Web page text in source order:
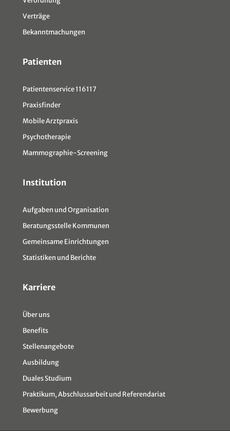
Verträge
Bekanntmachungen
Patienten
Patientenservice 116117
Praxisfinder
Mobile Arztpraxis
Psychotherapie
Mammographie-Screening
Institution
Aufgaben und Organisation
Beratungsstelle Kommunen
Gemeinsame Einrichtungen
Statistiken und Berichte
Karriere
Über uns
Benefits
Stellenangebote
Ausbildung
Duales Studium
Praktikum, Abschlussarbeit und Referendariat
Bewerbung